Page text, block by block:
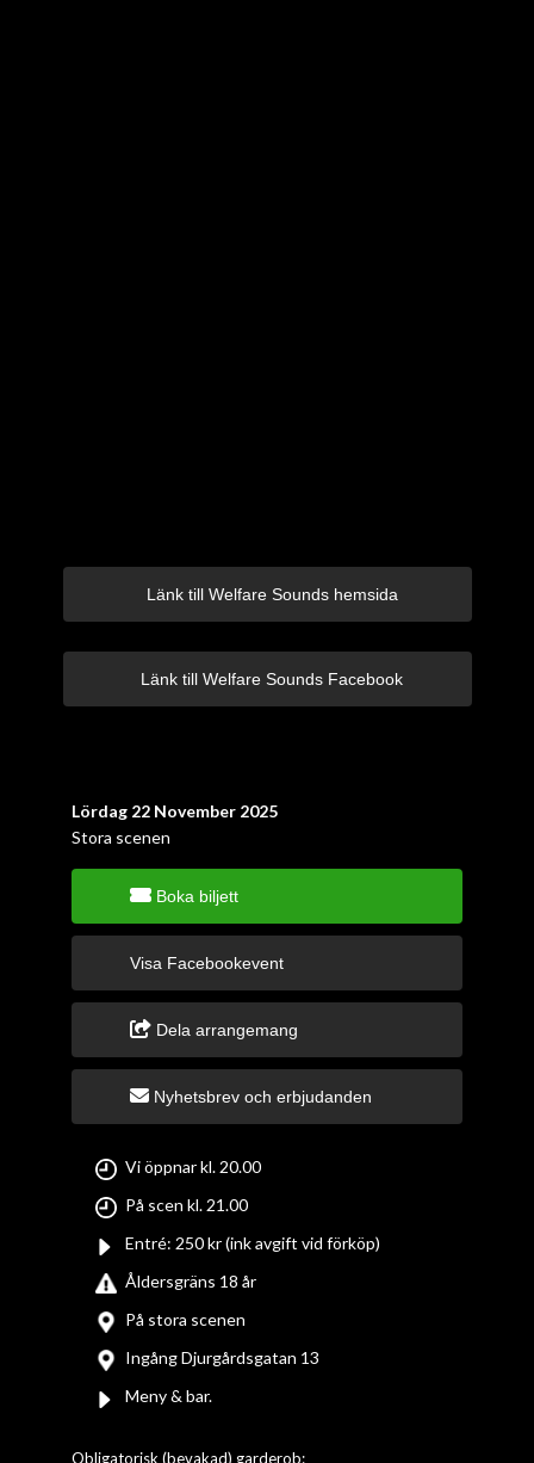
Länk till Welfare Sounds hemsida
Länk till Welfare Sounds Facebook
Lördag 22 November 2025
Stora scenen
Boka biljett
Visa Facebookevent
Dela arrangemang
Nyhetsbrev och erbjudanden
Vi öppnar kl. 20.00
På scen kl. 21.00
Entré: 250 kr (ink avgift vid förköp)
Åldersgräns 18 år
På stora scenen
Ingång Djurgårdsgatan 13
Meny & bar.
Obligatorisk (bevakad) garderob: